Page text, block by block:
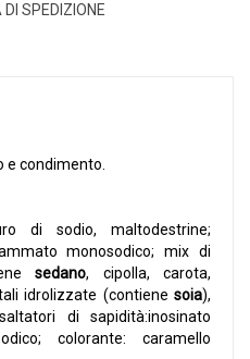
SPEDIZIONE
e condimento.
di sodio, maltodestrine;
monosodico; mix di
sedano, cipolla, carota,
idrolizzate (contiene soia),
di sapidità:inosinato
colorante: caramello